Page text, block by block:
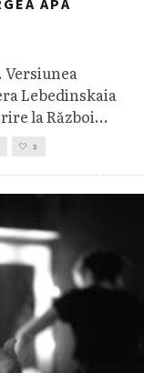
APĂ
Lebedinskaia
la Război...
2